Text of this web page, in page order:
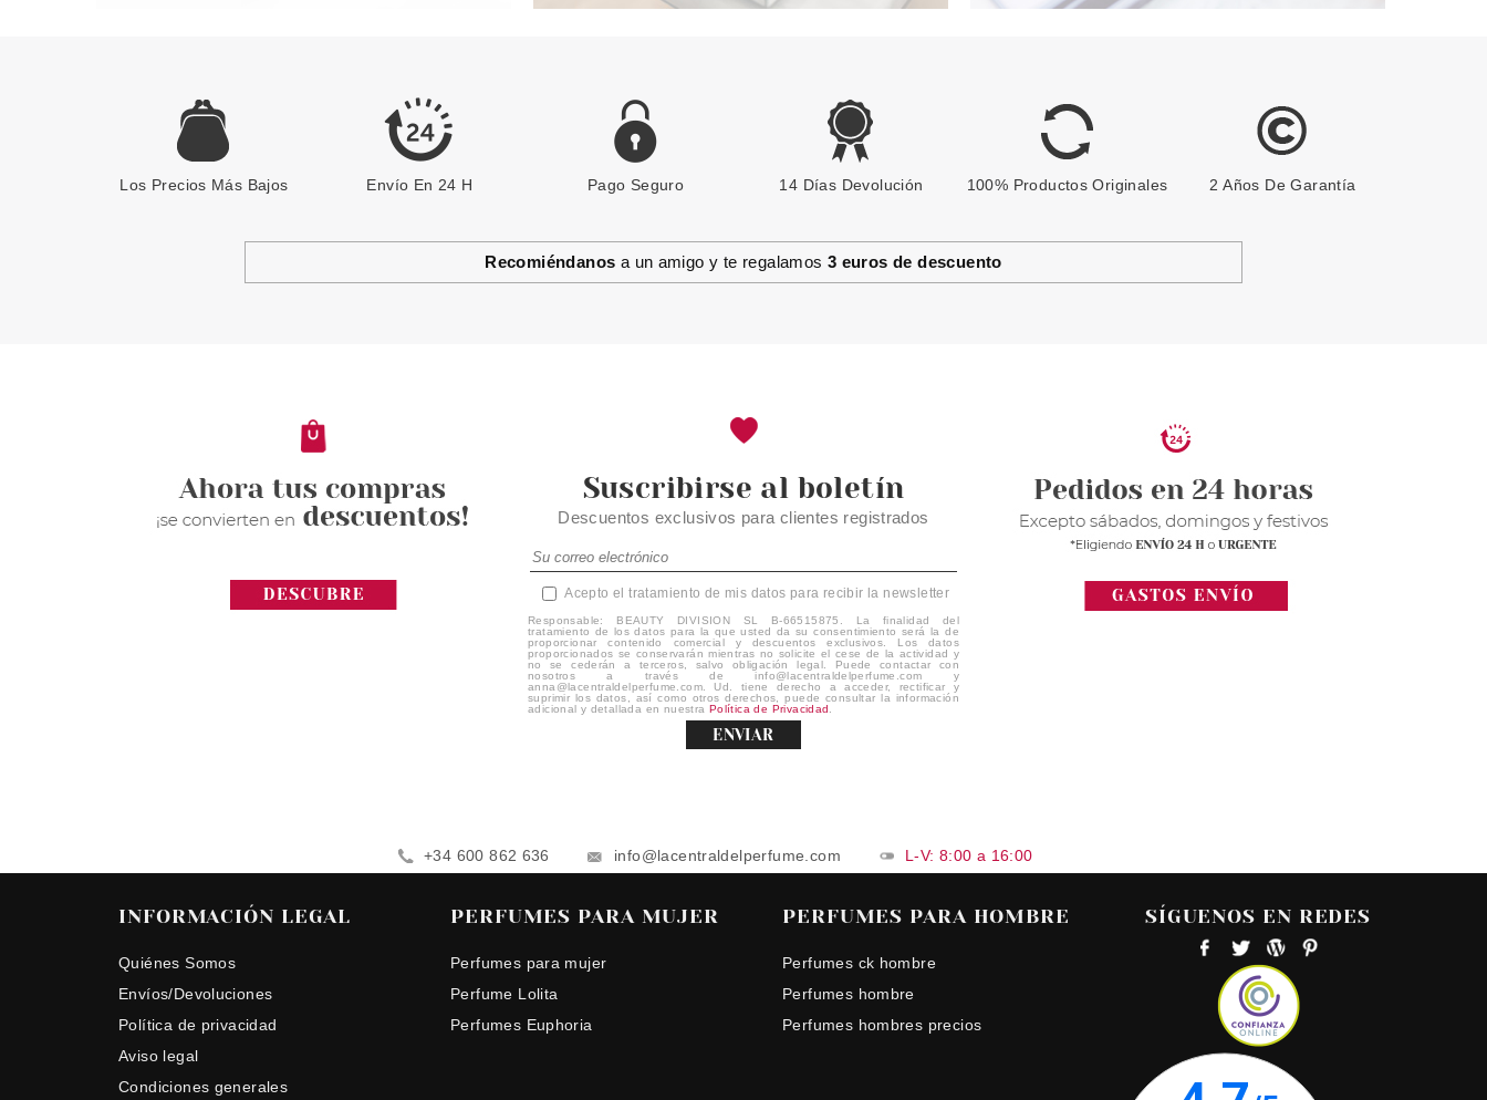
Los Precios Más Bajos Envío En 24 H Pago Seguro 14 Días Devolución 100% Productos Originales 2 Años De Garantía
Recomiéndanos a un amigo y te regalamos 3 euros de descuento
Suscribirse al boletín
Descuentos exclusivos para clientes registrados
Acepto el tratamiento de mis datos para recibir la newsletter
Responsable: BEAUTY DIVISION SL B-66515875. La finalidad del
tratamiento de los datos para la que usted da su consentimiento será la de
proporcionar contenido comercial y descuentos exclusivos. Los datos
proporcionados se conservarán mientras no solicite el cese de la actividad y
no se cederán a terceros, salvo obligación legal. Puede contactar con
nosotros a través de info@lacentraldelperfume.com y
anna@lacentraldelperfume.com. Ud. tiene derecho a acceder, rectificar y
suprimir los datos, así como otros derechos, puede consultar la información
adicional y detallada en nuestra Política de Privacidad
ENVIAR
+34 600 862 636 info@lacentraldelperfume.com L-V: 8:00 a 16:00
INFORMACIÓN LEGAL
Quiénes Somos
Envíos/Devoluciones
Política de privacidad
Aviso legal
Condiciones generales
PERFUMES PARA MUJER
Perfumes para mujer
Perfume Lolita
Perfumes Euphoria
PERFUMES PARA HOMBRE
Perfumes ck hombre
Perfumes hombre
Perfumes hombres precios
SÍGUENOS EN REDES